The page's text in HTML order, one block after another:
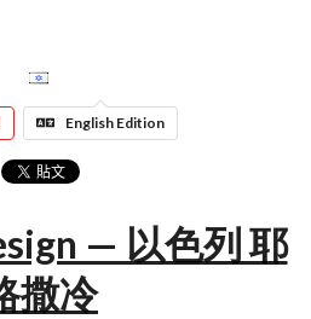
English Edition
— 以色列 耶
撒冷